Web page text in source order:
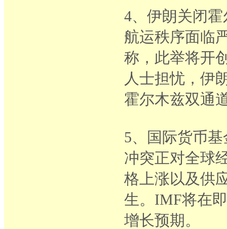
4、伊朗关闭
航运秩序面临
称，此举将开
人士担忧，伊
霍尔木兹双通
5、国际货币
冲突正对全球
格上涨以及供
生。IMF将在
增长预期。